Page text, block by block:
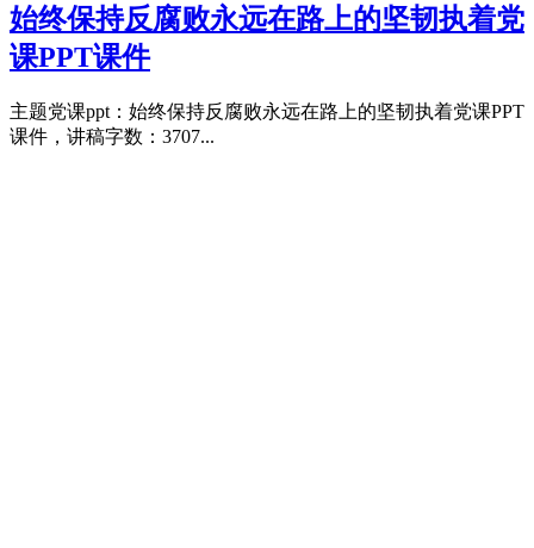
始终保持反腐败永远在路上的坚韧执着党
课PPT课件
主题党课ppt：始终保持反腐败永远在路上的坚韧执着党课PPT
课件，讲稿字数：3707...